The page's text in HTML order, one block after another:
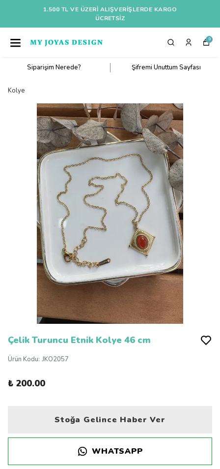
1.500 TL VE ÜZERI ALIŞVERIŞLERDE KARGO
ÜCRETSİZ
0
Siparişim Nerede? Şifremi Unuttum Sayfası
Kolye
Çelik Turuncu Etnik Kolye 46 cm
Ürün Kodu: JKO2057
₺ 200.00
Stoğa Gelince Haber Ver
WHATSAPP